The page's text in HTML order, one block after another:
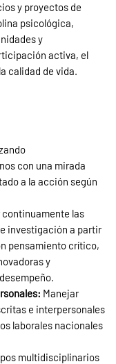
y proyectos de
psicológica,
y
activa, el
calidad de vida.
con una mirada
a la acción según
continuamente las
investigación a partir
pensamiento crítico,
y
Manejar
e interpersonales
laborales nacionales
multidisciplinarios